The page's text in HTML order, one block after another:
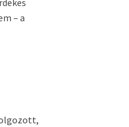
– a